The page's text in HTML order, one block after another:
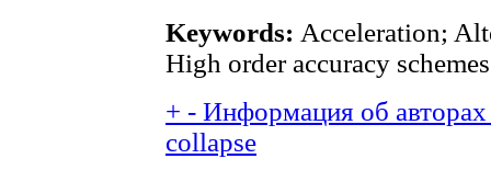
Keywords: Acceleration;
High order accuracy
+ - Информация об
collapse